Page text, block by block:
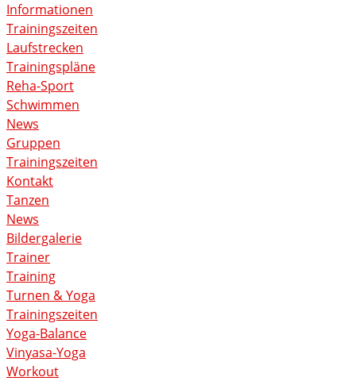
Informationen
Trainingszeiten
Laufstrecken
Trainingspläne
Reha-Sport
Schwimmen
News
Gruppen
Trainingszeiten
Kontakt
Tanzen
News
Bildergalerie
Trainer
Training
Turnen & Yoga
Trainingszeiten
Yoga-Balance
Vinyasa-Yoga
Workout